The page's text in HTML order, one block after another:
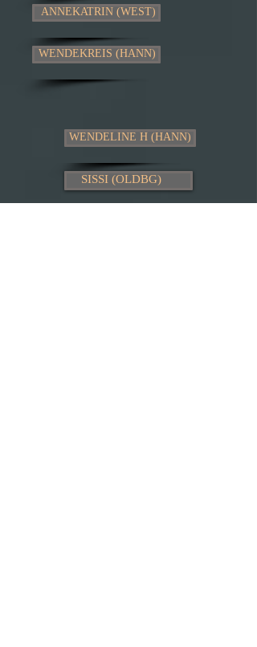
ANNEKATRIN (WEST)
WENDEKREIS (HANN)
WENDELINE H (HANN)
SISSI (OLDBG)